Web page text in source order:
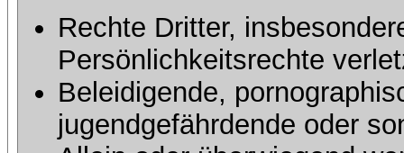
Rechte Dritter,
Persönlichkeitsrechte
Beleidigende,
jugendgefährdende oder